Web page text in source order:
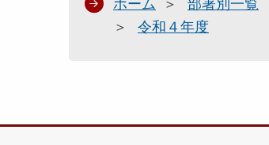
ホーム 部署別一覧
令和４年度